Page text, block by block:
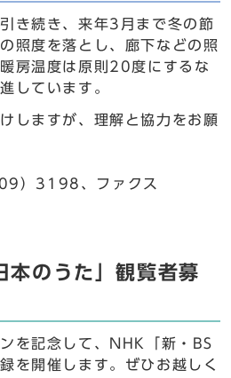
き続き、来年3月まで冬の節
照度を落とし、廊下などの照
房温度は原則20度にするな
しています。
しますが、理解と協力をお願
）3198、ファクス
本のうた」観覧者募
を記念して、NHK「新・BS
を開催します。ぜひお越しく